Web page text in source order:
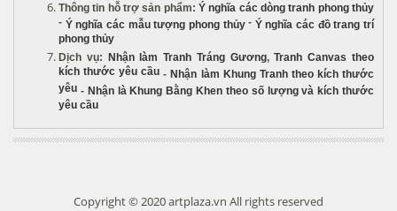
Thông tin hỗ trợ sản phẩm:Ý nghĩa các dòng tranh phong thủy
- Ý nghĩa các mẫu tượng phong thủy- Ý nghĩa các đồ trang trí
phong thủy
Dịch vụ: Nhận làm Tranh Tráng Gương,Tranh Canvas theo
kích thước yêu cầu - Nhận làm Khung Tranh theo kích thước
yêu - Nhận là Khung Bằng Khen theo số lượng và kích thước
yêu cầu
Copyright © 2020 artplaza.vn All rights reserved